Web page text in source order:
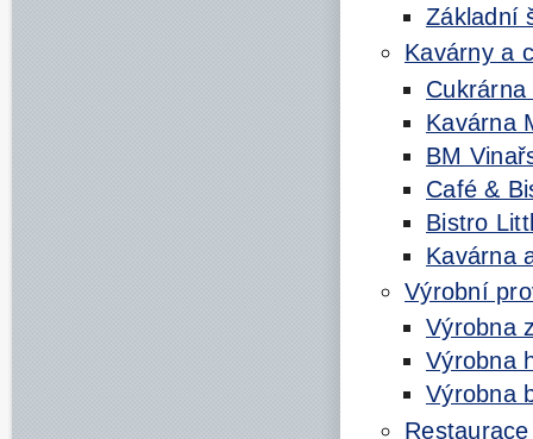
Základní
Kavárny a
Kavárna
BM
Café &
Bistro
Kavárna
Výrobní
Výrobna
Výrobna
Výrobna